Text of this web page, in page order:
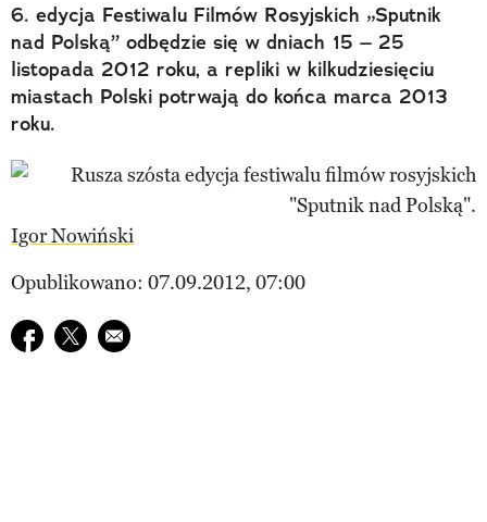
6. edycja Festiwalu Filmów Rosyjskich „Sputnik
nad Polską” odbędzie się w dniach 15 – 25
listopada 2012 roku, a repliki w kilkudziesięciu
miastach Polski potrwają do końca marca 2013
roku.
Igor Nowiński
Opublikowano: 07.09.2012, 07:00
Udostępnij na facebook
Udostępnij na twitter
E-mail do przyjaciela